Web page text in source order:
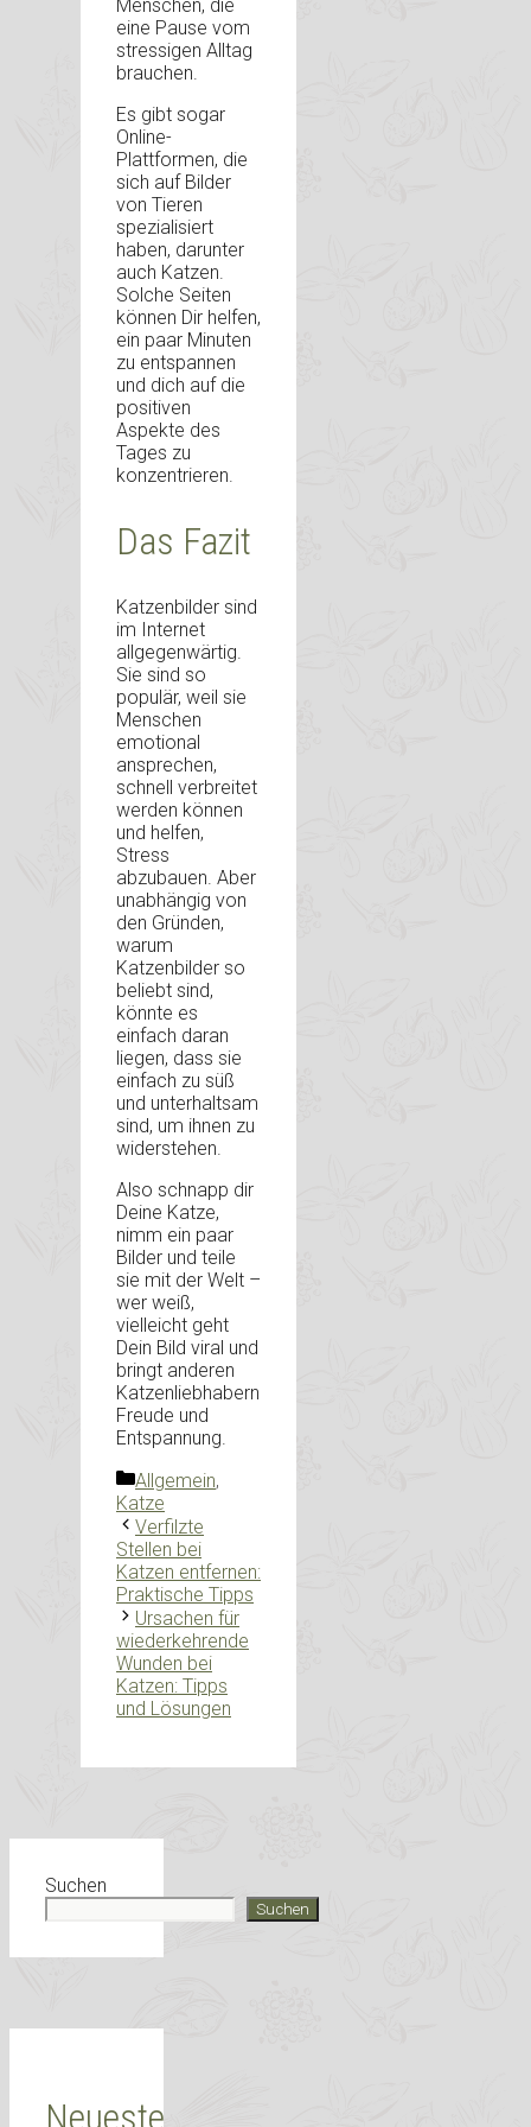
Menschen, die
eine Pause vom
stressigen Alltag
brauchen.
Es gibt sogar
Online-
Plattformen, die
sich auf Bilder
von Tieren
spezialisiert
haben, darunter
auch Katzen.
Solche Seiten
können Dir helfen,
ein paar Minuten
zu entspannen
und dich auf die
positiven
Aspekte des
Tages zu
konzentrieren.
Das Fazit
Katzenbilder sind
im Internet
allgegenwärtig.
Sie sind so
populär, weil sie
Menschen
emotional
ansprechen,
schnell verbreitet
werden können
und helfen,
Stress
abzubauen. Aber
unabhängig von
den Gründen,
warum
Katzenbilder so
beliebt sind,
könnte es
einfach daran
liegen, dass sie
einfach zu süß
und unterhaltsam
sind, um ihnen zu
widerstehen.
Also schnapp dir
Deine Katze,
nimm ein paar
Bilder und teile
sie mit der Welt –
wer weiß,
vielleicht geht
Dein Bild viral und
bringt anderen
Katzenliebhabern
Freude und
Entspannung.
Kategorien
Allgemein,
Katze
Verfilzte
Stellen bei
Katzen entfernen:
Praktische Tipps
Ursachen für
wiederkehrende
Wunden bei
Katzen: Tipps
und Lösungen
Suchen
Suchen
Neueste